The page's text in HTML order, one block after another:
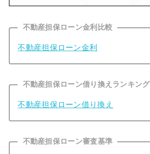
不動産担保ローン金利比較
不動産担保ローン金利
不動産担保ローン借り換えランキング
不動産担保ローン借り換え
不動産担保ローン審査基準